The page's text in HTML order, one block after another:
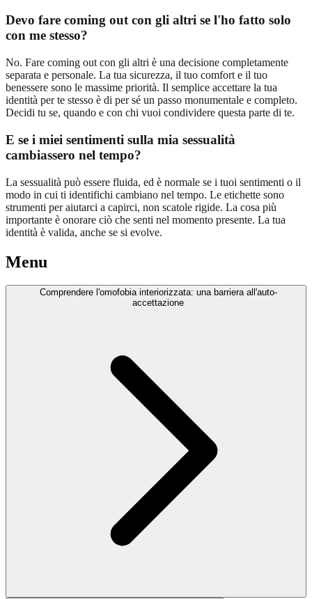
Devo fare coming out con gli altri se l'ho fatto solo
con me stesso?
No. Fare coming out con gli altri è una decisione completamente
separata e personale. La tua sicurezza, il tuo comfort e il tuo
benessere sono le massime priorità. Il semplice accettare la tua
identità per te stesso è di per sé un passo monumentale e completo.
Decidi tu se, quando e con chi vuoi condividere questa parte di te.
E se i miei sentimenti sulla mia sessualità
cambiassero nel tempo?
La sessualità può essere fluida, ed è normale se i tuoi sentimenti o il
modo in cui ti identifichi cambiano nel tempo. Le etichette sono
strumenti per aiutarci a capirci, non scatole rigide. La cosa più
importante è onorare ciò che senti nel momento presente. La tua
identità è valida, anche se si evolve.
Menu
Comprendere l'omofobia interiorizzata: una barriera all'auto-
accettazione